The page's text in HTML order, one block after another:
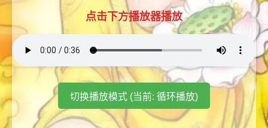
点击下方播放器播放
切换播放模式 (当前: 循环播放)